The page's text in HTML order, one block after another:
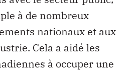
à de nombreux
nationaux et aux
Cela a aidé les
à occuper une